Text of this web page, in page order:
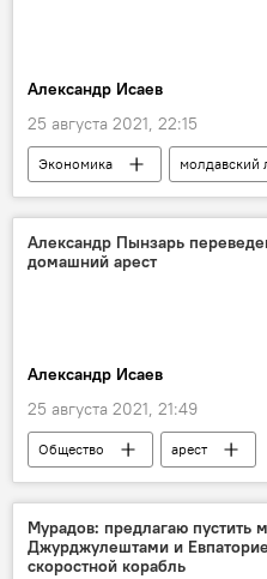
Александр Исаев
25 августа 2021, 22:15
Экономика
молдавский
курс валют
Александр Пынзарь
домашний арест
Александр Исаев
25 августа 2021, 21:49
Общество
арест
Генеральный инспекторат
Александр Пынзарь
Мурадов: предлагаю пустить
Джурджулештами и
скоростной корабль